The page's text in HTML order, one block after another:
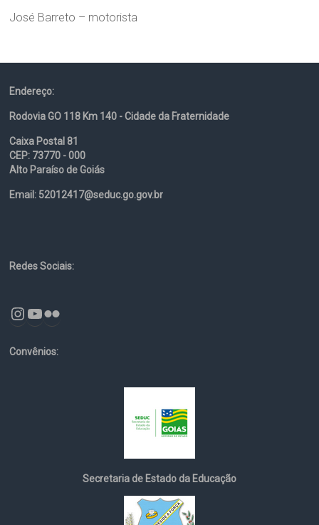
José Barreto – motorista
Endereço:
Rodovia GO 118 Km 140 - Cidade da Fraternidade
Caixa Postal 81
CEP: 73770 - 000
Alto Paraíso de Goiás
Email: 52012417@seduc.go.gov.br
Redes Sociais:
Instagram
YouTube
Flickr
Convênios:
Secretaria de Estado da Educação